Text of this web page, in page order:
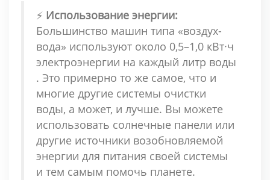
⚡ Использование энергии:
Большинство машин типа «воздух-
вода» используют около 0,5–1,0 кВт·ч
электроэнергии на каждый литр воды
. Это примерно то же самое, что и
многие другие системы очистки
воды, а может, и лучше. Вы можете
использовать солнечные панели или
другие источники возобновляемой
энергии для питания своей системы
и тем самым помочь планете.